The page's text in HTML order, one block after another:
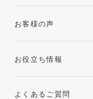
お客様の声
お役立ち情報
よくあるご質問